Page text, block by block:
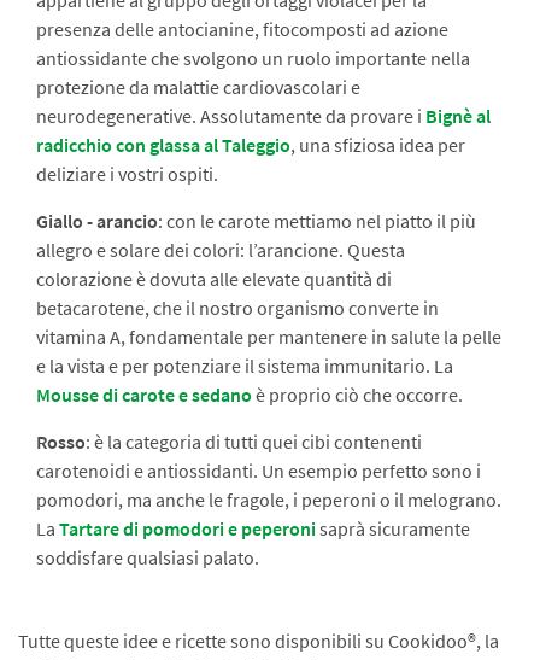
presenza delle antocianine, fitocomposti ad azione
antiossidante che svolgono un ruolo importante nella
protezione da malattie cardiovascolari e
neurodegenerative. Assolutamente da provare i Bignè al
radicchio con glassa al Taleggio, una sfiziosa idea per
deliziare i vostri ospiti.
Giallo - arancio: con le carote mettiamo nel piatto il più
allegro e solare dei colori: l’arancione. Questa
colorazione è dovuta alle elevate quantità di
betacarotene, che il nostro organismo converte in
vitamina A, fondamentale per mantenere in salute la pelle
e la vista e per potenziare il sistema immunitario. La
Mousse di carote e sedano è proprio ciò che occorre.
Rosso: è la categoria di tutti quei cibi contenenti
carotenoidi e antiossidanti. Un esempio perfetto sono i
pomodori, ma anche le fragole, i peperoni o il melograno.
La Tartare di pomodori e peperonisaprà sicuramente
soddisfare qualsiasi palato.
Tutte queste idee e ricette sono disponibili su Cookidoo®, la